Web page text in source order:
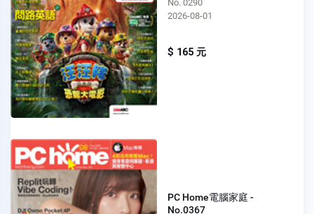
No. 0290
2026-08-01
$ 165 元
PC Home電腦家庭 -
No.0367